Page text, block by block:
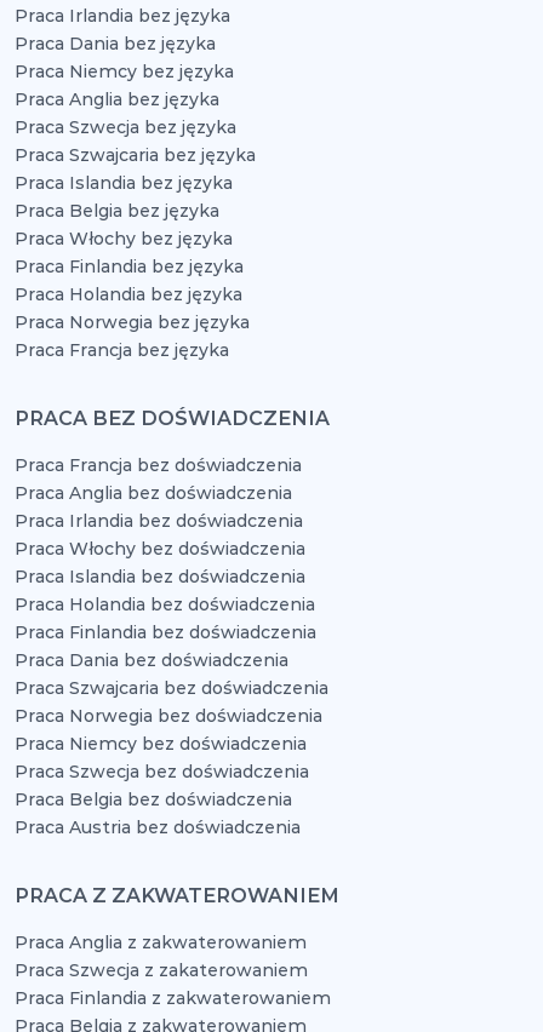
Praca Irlandia bez języka
Praca Dania bez języka
Praca Niemcy bez języka
Praca Anglia bez języka
Praca Szwecja bez języka
Praca Szwajcaria bez języka
Praca Islandia bez języka
Praca Belgia bez języka
Praca Włochy bez języka
Praca Finlandia bez języka
Praca Holandia bez języka
Praca Norwegia bez języka
Praca Francja bez języka
PRACA BEZ DOŚWIADCZENIA
Praca Francja bez doświadczenia
Praca Anglia bez doświadczenia
Praca Irlandia bez doświadczenia
Praca Włochy bez doświadczenia
Praca Islandia bez doświadczenia
Praca Holandia bez doświadczenia
Praca Finlandia bez doświadczenia
Praca Dania bez doświadczenia
Praca Szwajcaria bez doświadczenia
Praca Norwegia bez doświadczenia
Praca Niemcy bez doświadczenia
Praca Szwecja bez doświadczenia
Praca Belgia bez doświadczenia
Praca Austria bez doświadczenia
PRACA Z ZAKWATEROWANIEM
Praca Anglia z zakwaterowaniem
Praca Szwecja z zakaterowaniem
Praca Finlandia z zakwaterowaniem
Praca Belgia z zakwaterowaniem